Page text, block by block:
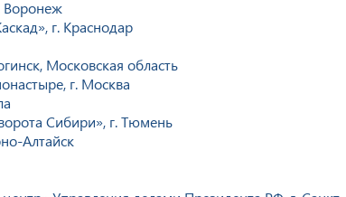
Воронеж
г. Краснодар
Московская область
г. Москва
Сибири», г. Тюмень
Алтайск